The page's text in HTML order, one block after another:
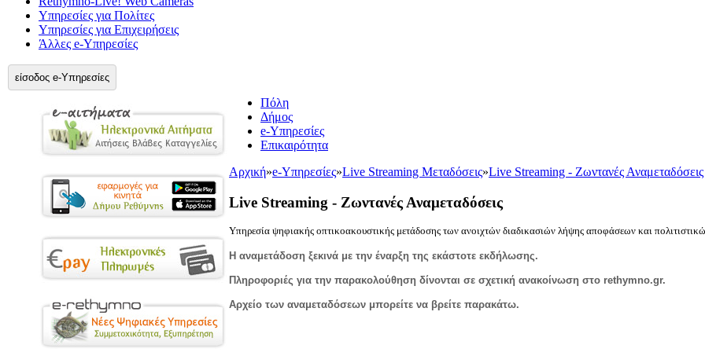
Υπηρεσίες για Πολίτες
Υπηρεσίες για Επιχειρήσεις
Άλλες e-Υπηρεσίες
είσοδος e-Υπηρεσίες
Πόλη
Δήμος
e-Υπηρεσίες
Επικαιρότητα
Αρχική»e-Υπηρεσίες»Live Streaming Μεταδόσεις»Live Streaming - Ζωντανές Αναμεταδόσεις
Live Streaming - Ζωντανές Αναμεταδόσεις
Yπηρεσία ψηφιακής οπτικοακουστικής μετάδοσης των ανοιχτών διαδικασιών λήψης αποφάσεων και
Η αναμετάδοση ξεκινά με την έναρξη της εκάστοτε εκδήλωσης.
Πληροφοριές για την παρακολούθηση δίνονται σε σχετική ανακοίνωση στο rethymno.gr.
Αρχείο των αναμεταδόσεων μπορείτε να βρείτε παρακάτω.